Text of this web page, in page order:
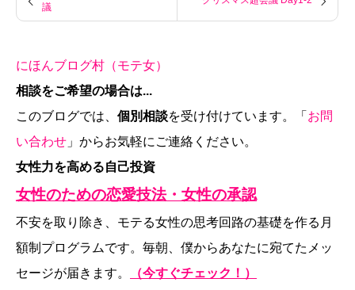
議
にほんブログ村（モテ女）
相談をご希望の場合は...
このブログでは、 個別相談を受け付けています。「 お問
い合わせ 」からお気軽にご連絡ください。
女性力を高める自己投資
女性のための恋愛技法・女性の承認
不安を取り除き、モテる女性の思考回路の基礎を作る月
額制プログラムです。毎朝、僕からあなたに宛てたメッ
セージが届きます。
（今すぐチェック！）